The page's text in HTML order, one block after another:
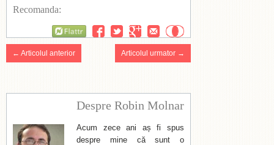
Recomanda:
← Articolul anterior Articolul urmator →
Despre Robin Molnar
Acum zece ani aș fi spus
despre mine că sunt o